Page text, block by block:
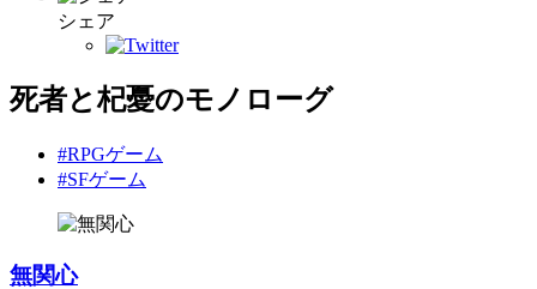
シェア
死者と杞憂のモノローグ
#RPGゲーム
#SFゲーム
無関心